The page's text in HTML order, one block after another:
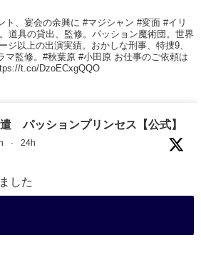
ト、宴会の余興に #マジシャン #変面 #イリ
道具の貸出、監修。パッション魔術団。世界
ジ以上の出演実績。おかしな刑事、特捜9、
マ監修。#秋葉原 #小田原 お仕事のご依頼は
t.co/DzoECxgQQO
パッションプリンセス【公式】
· 24h
した
歌山旅 白浜町・三段壁展望台」